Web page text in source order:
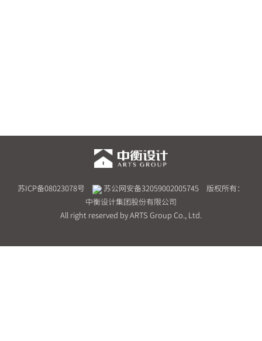
苏ICP备08023078号 苏公网安备32059002005745版权所有：
中衡设计集团股份有限公司
All right reserved by ARTS Group Co., Ltd.